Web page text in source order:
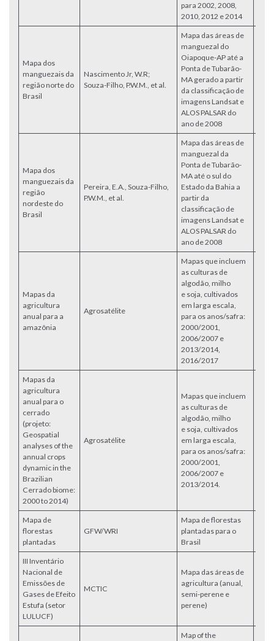
para 2002, 2008,
2010, 2012 e 2014
Mapa dos
manguezais da
região norte do
Brasil
Nascimento Jr, W.R;
Souza-Filho, P.W.M., et al.
Mapa das áreas de
manguezal do
Oiapoque-AP até a
Ponta de Tubarão-
MA gerado a partir
da classificação de
imagens Landsat e
ALOS PALSAR do
ano de 2008
Mapa dos
manguezais da
região
nordeste do
Brasil
Pereira, E.A., Souza-Filho,
P.W.M., et al.
Mapa das áreas de
manguezal da
Ponta de Tubarão-
MA até o sul do
Estado da Bahia a
partir da
classificação de
imagens Landsat e
ALOS PALSAR do
ano de 2008
Mapas da
agricultura
anual para a
amazônia
Agrosatélite
Mapas que incluem
as culturas de
algodão, milho
e soja, cultivados
em larga escala,
para os anos/safra:
2000/2001,
2006/2007 e
2013/2014,
2016/2017
Mapas da
agricultura
anual para o
cerrado
(projeto:
Geospatial
analyses of the
annual crops
dynamic in the
Brazilian
Cerrado biome:
2000 to 2014)
Agrosatélite
Mapas que incluem
as culturas de
algodão, milho
e soja, cultivados
em larga escala,
para os anos/safra:
2000/2001,
2006/2007 e
2013/2014.
Mapa de
florestas
plantadas
GFW/WRI
Mapa de florestas
plantadas para o
Brasil
III Inventário
Nacional de
Emissões de
Gases de Efeito
Estufa (setor
LULUCF)
MCTIC
Mapa das áreas de
agricultura (anual,
semi-perene e
perene)
Map of the